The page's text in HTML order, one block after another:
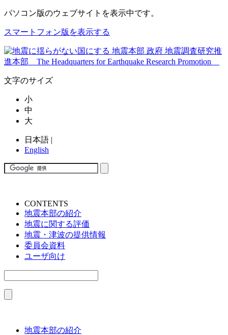
パソコン版のウェブサイトを表示中です。
スマートフォン版を表示する
文字のサイズ
小
中
大
日本語 |
English
CONTENTS
地震本部の紹介
地震に関する評価
地震・津波の提供情報
委員会資料
ユーザ向け
地震本部の紹介